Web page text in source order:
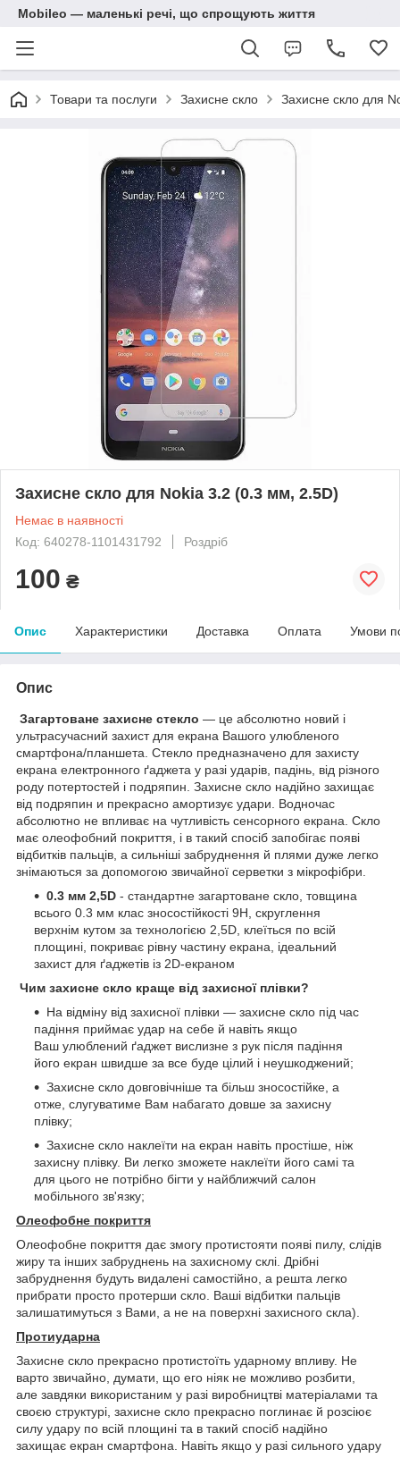
Mobileo — маленькі речі, що спрощують життя
Товари та послуги Захисне скло Захисне скло для
Захисне скло для Nokia 3.2 (0.3 мм, 2.5D)
Немає в наявності
Код: 640278-1101431792
Роздріб
100 ₴
Опис Характеристики Доставка Оплата Умови
Опис
Загартоване захисне стекло — це абсолютно новий і
ультрасучасний захист для екрана Вашого улюбленого
смартфона/планшета. Стекло предназначено для захисту
екрана електронного ґаджета у разі ударів, падінь, від різного
роду потертостей і подряпин. Захисне скло надійно захищає
від подряпин и прекрасно амортизує удари. Водночас
абсолютно не впливає на чутливість сенсорного екрана. Скло
має олеофобний покриття, і в такий спосіб запобігає появі
відбитків пальців, а сильніші забруднення й плями дуже легко
знімаються за допомогою звичайної серветки з мікрофібри.
0.3 мм 2,5D - стандартне загартоване скло, товщина
всього 0.3 мм клас зносостійкості 9H, скруглення
верхнім кутом за технологією 2,5D, клеїться по всій
площині, покриває рівну частину екрана, ідеальний
захист для ґаджетів із 2D-екраном
Чим захисне скло краще від захисної плівки?
На відміну від захисної плівки — захисне скло під час
падіння приймає удар на себе й навіть якщо
Ваш улюблений ґаджет вислизне з рук після падіння
його екран швидше за все буде цілий і неушкоджений;
Захисне скло довговічніше та більш зносостійке, а
отже, слугуватиме Вам набагато довше за захисну
плівку;
Захисне скло наклеїти на екран навіть простіше, ніж
захисну плівку. Ви легко зможете наклеїти його самі та
для цього не потрібно бігти у найближчий салон
мобільного зв'язку;
Олеофобне покриття
Олеофобне покриття дає змогу протистояти появі пилу, слідів
жиру та інших забруднень на захисному склі. Дрібні
забруднення будуть видалені самостійно, а решта легко
прибрати просто протерши скло. Ваші відбитки пальців
залишатимуться з Вами, а не на поверхні захисного скла).
Протиударна
Захисне скло прекрасно протистоїть ударному впливу. Не
варто звичайно, думати, що его ніяк не можливо розбити,
але завдяки використаним у разі виробництві матеріалами та
своєю структурі, захисне скло прекрасно поглинає й розсіює
силу удару по всій площині та в такий спосіб надійно
захищає екран смартфона. Навіть якщо у разі сильного удару